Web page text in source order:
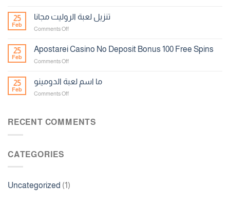
المغرب
Yyy
25
Feb
تنزيل لعبة الروليت مجانا
Comments Offon
لعبة
25
Feb
Apostarei Casino No Deposit Bonus 100 Free Spins
Comments Offon
Casino
No
Free
25
Feb
ما اسم لعبة الدومينو
Comments Offon
لعبة
RECENT COMMENTS
CATEGORIES
Uncategorized (1)